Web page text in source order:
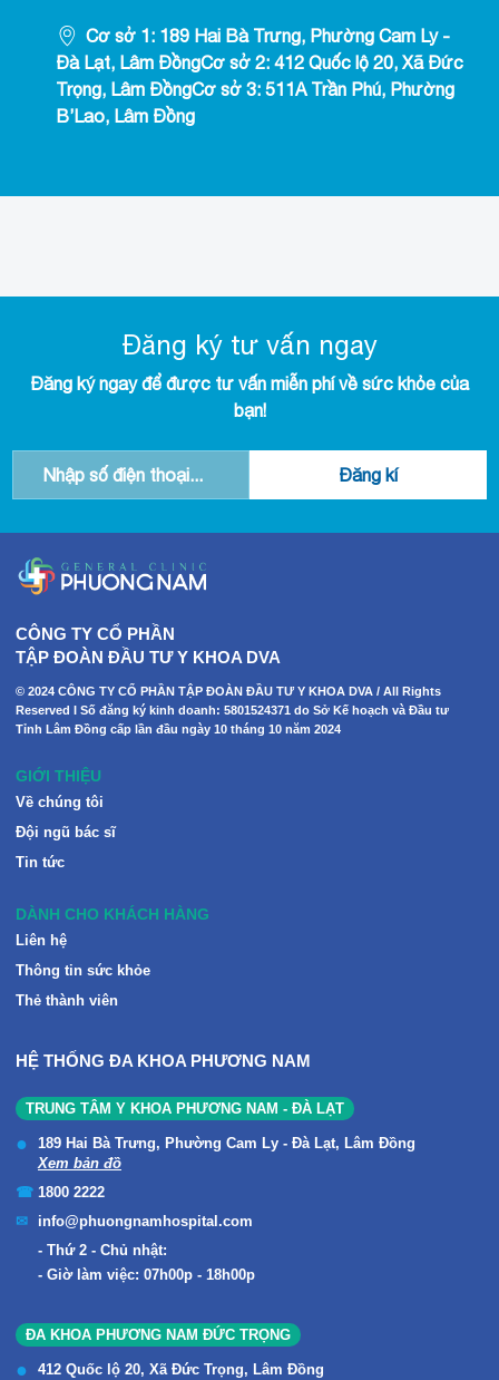
Cơ sở 1: 189 Hai Bà Trưng, Phường Cam Ly -
Đà Lạt, Lâm ĐồngCơ sở 2: 412 Quốc lộ 20, Xã Đức
Trọng, Lâm ĐồngCơ sở 3: 511A Trần Phú, Phường
B’Lao, Lâm Đồng
Đăng ký tư vấn ngay
Đăng ký ngay để được tư vấn miễn phí về sức khỏe của
bạn!
CÔNG TY CỔ PHẦN
TẬP ĐOÀN ĐẦU TƯ Y KHOA DVA
© 2024 CÔNG TY CỔ PHẦN TẬP ĐOÀN ĐẦU TƯ Y KHOA DVA / All Rights
Reserved I Số đăng ký kinh doanh: 5801524371 do Sở Kế hoạch và Đầu tư
Tỉnh Lâm Đồng cấp lần đầu ngày 10 tháng 10 năm 2024
GIỚI THIỆU
Về chúng tôi
Đội ngũ bác sĩ
Tin tức
DÀNH CHO KHÁCH HÀNG
Liên hệ
Thông tin sức khỏe
Thẻ thành viên
HỆ THỐNG ĐA KHOA PHƯƠNG NAM
TRUNG TÂM Y KHOA PHƯƠNG NAM - ĐÀ LẠT
189 Hai Bà Trưng, Phường Cam Ly - Đà Lạt, Lâm Đồng
Xem bản đồ
1800 2222
info@phuongnamhospital.com
Thứ 2 - Chủ nhật:
Giờ làm việc: 07h00p - 18h00p
ĐA KHOA PHƯƠNG NAM ĐỨC TRỌNG
412 Quốc lộ 20, Xã Đức Trọng, Lâm Đồng